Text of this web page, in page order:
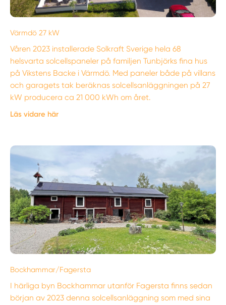
Värmdö 27 kW
Våren 2023 installerade Solkraft Sverige hela 68
helsvarta solcellspaneler på familjen Tunbjörks fina hus
på Vikstens Backe i Värmdö. Med paneler både på villans
och garagets tak beräknas solcellsanläggningen på 27
kW producera ca 21 000 kWh om året.
Läs vidare här
Bockhammar/Fagersta
I härliga byn Bockhammar utanför Fagersta finns sedan
början av 2023 denna solcellsanläggning som med sina